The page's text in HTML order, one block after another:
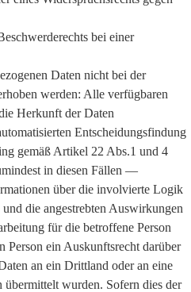
bei einer
Daten nicht bei der
werden: Alle verfügbaren
Herkunft der Daten
Entscheidungsfindung
gemäß Artikel 22 Abs.1 und 4
in diesen Fällen —
über die involvierte Logik
die angestrebten Auswirkungen
für die betroffene Person
Person ein Auskunftsrecht darüber
an ein Drittland oder an eine
übermittelt wurden. Sofern dies der